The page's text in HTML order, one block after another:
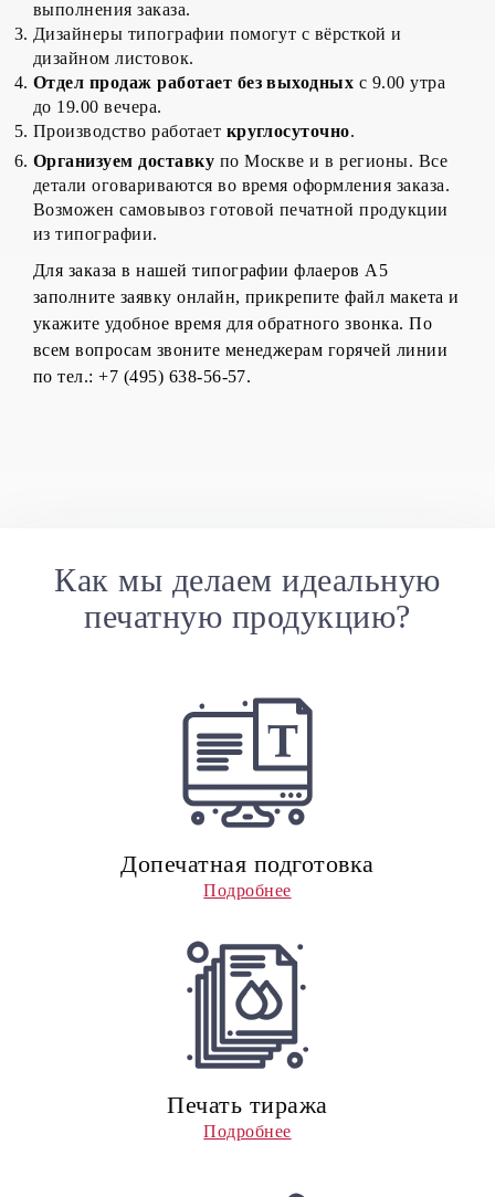
выполнения заказа.
Дизайнеры типографии помогут с вёрсткой и
дизайном листовок.
Отдел продаж работает без выходных с 9.00 утра
до 19.00 вечера.
Производство работает круглосуточно.
Организуем доставку по Москве и в регионы. Все
детали оговариваются во время оформления заказа.
Возможен самовывоз готовой печатной продукции
из типографии.
Для заказа в нашей типографии флаеров А5
заполните заявку онлайн, прикрепите файл макета и
укажите удобное время для обратного звонка. По
всем вопросам звоните менеджерам горячей линии
по тел.: +7 (495) 638-56-57.
Как мы делаем идеальную
печатную продукцию?
Допечатная подготовка
Подробнее
Печать тиража
Подробнее